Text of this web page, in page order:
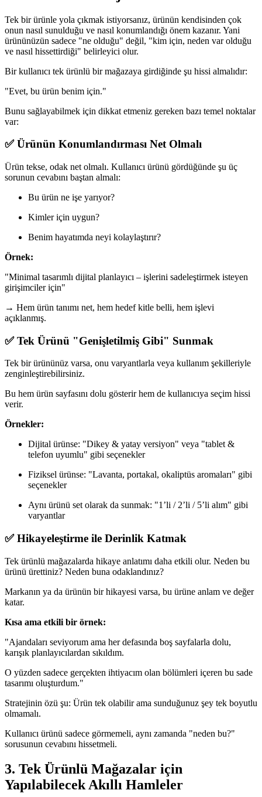
Tek bir ürünle yola çıkmak istiyorsanız, ürünün kendisinden çok
onun nasıl sunulduğu ve nasıl konumlandığı önem kazanır. Yani
ürününüzün sadece "ne olduğu" değil, "kim için, neden var olduğu
ve nasıl hissettirdiği" belirleyici olur.
Bir kullanıcı tek ürünlü bir mağazaya girdiğinde şu hissi almalıdır:
"Evet, bu ürün benim için."
Bunu sağlayabilmek için dikkat etmeniz gereken bazı temel noktalar
var:
✅ Ürünün Konumlandırması Net Olmalı
Ürün tekse, odak net olmalı. Kullanıcı ürünü gördüğünde şu üç
sorunun cevabını baştan almalı:
Bu ürün ne işe yarıyor?
Kimler için uygun?
Benim hayatımda neyi kolaylaştırır?
Örnek:
"Minimal tasarımlı dijital planlayıcı – işlerini sadeleştirmek isteyen
girişimciler için"
→ Hem ürün tanımı net, hem hedef kitle belli, hem işlevi
açıklanmış.
✅ Tek Ürünü "Genişletilmiş Gibi" Sunmak
Tek bir ürününüz varsa, onu varyantlarla veya kullanım şekilleriyle
zenginleştirebilirsiniz.
Bu hem ürün sayfasını dolu gösterir hem de kullanıcıya seçim hissi
verir.
Örnekler:
Dijital ürünse: "Dikey & yatay versiyon" veya "tablet &
telefon uyumlu" gibi seçenekler
Fiziksel ürünse: "Lavanta, portakal, okaliptüs aromaları" gibi
seçenekler
Aynı ürünü set olarak da sunmak: "1’li / 2’li / 5’li alım" gibi
varyantlar
✅ Hikayeleştirme ile Derinlik Katmak
Tek ürünlü mağazalarda hikaye anlatımı daha etkili olur. Neden bu
ürünü ürettiniz? Neden buna odaklandınız?
Markanın ya da ürünün bir hikayesi varsa, bu ürüne anlam ve değer
katar.
Kısa ama etkili bir örnek:
"Ajandaları seviyorum ama her defasında boş sayfalarla dolu,
karışık planlayıcılardan sıkıldım.
O yüzden sadece gerçekten ihtiyacım olan bölümleri içeren bu sade
tasarımı oluşturdum."
Stratejinin özü şu: Ürün tek olabilir ama sunduğunuz şey tek boyutlu
olmamalı.
Kullanıcı ürünü sadece görmemeli, aynı zamanda "neden bu?"
sorusunun cevabını hissetmeli.
3. Tek Ürünlü Mağazalar için
Yapılabilecek Akıllı Hamleler